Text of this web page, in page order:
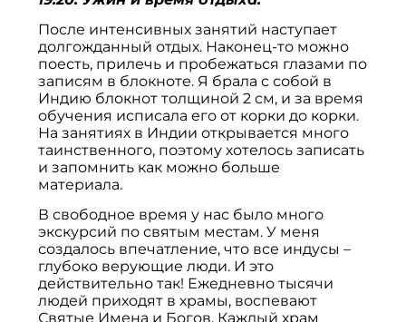
После интенсивных занятий наступает
долгожданный отдых. Наконец-то можно
поесть, прилечь и пробежаться глазами по
записям в блокноте. Я брала с собой в
Индию блокнот толщиной 2 см, и за время
обучения исписала его от корки до корки.
На занятиях в Индии открывается много
таинственного, поэтому хотелось записать
и запомнить как можно больше
материала.
В свободное время у нас было много
экскурсий по святым местам. У меня
создалось впечатление, что все индусы –
глубоко верующие люди. И это
действительно так! Ежедневно тысячи
людей приходят в храмы, воспевают
Святые Имена и Богов. Каждый храм